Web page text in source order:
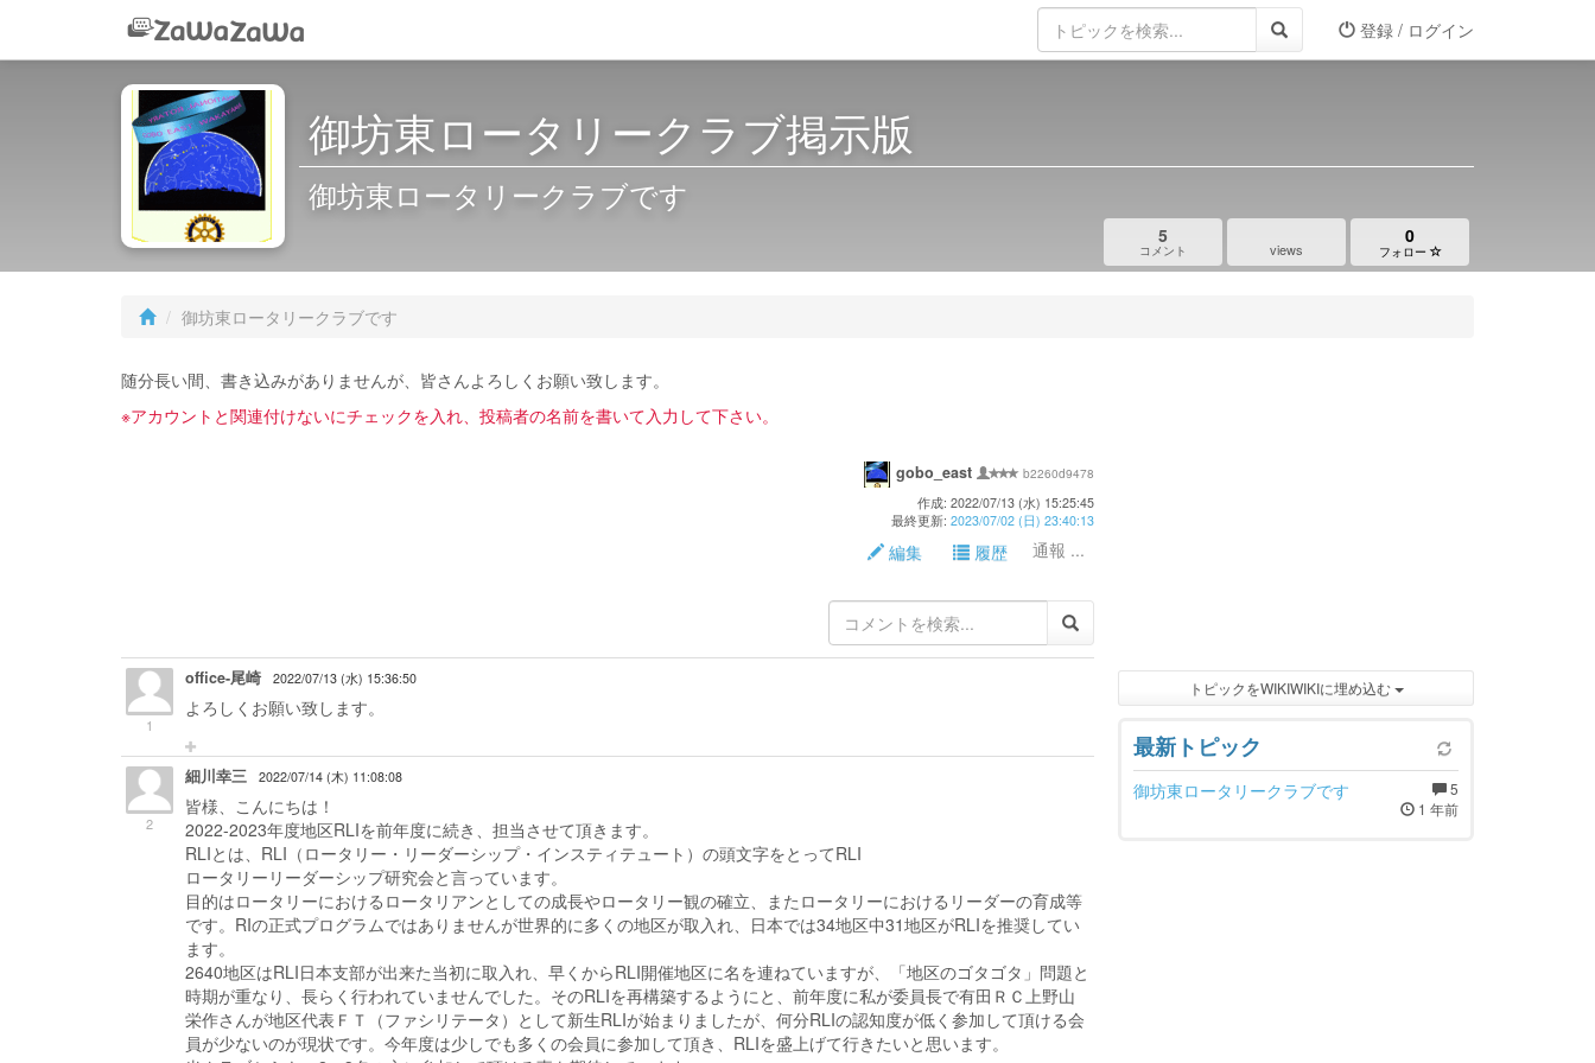
登録 / ログイン
御坊東ロータリークラブ掲示版
御坊東ロータリークラブです
5
コメント views
0
フォロー
御坊東ロータリークラブです
随分長い間、書き込みがありませんが、皆さんよろしくお願い致します。
※アカウントと関連付けないにチェックを入れ、投稿者の名前を書いて入力して下さい。
gobo_east
b2260d9478
作成: 2022/07/13 (水) 15:25:45
最終更新: 2023/07/02 (日) 23:40:13
編集 履歴 通報 ...
1
office-尾崎 2022/07/13 (水) 15:36:50
よろしくお願い致します。
2
細川幸三 2022/07/14 (木) 11:08:08
皆様、こんにちは！
2022-2023年度地区RLIを前年度に続き、担当させて頂きます。
RLIとは、RLI（ロータリー・リーダーシップ・インスティテュート）の頭文字をとってRLI
ロータリーリーダーシップ研究会と言っています。
目的はロータリーにおけるロータリアンとしての成長やロータリー観の確立、またロータリーにおけるリーダーの育成等
です。RIの正式プログラムではありませんが世界的に多くの地区が取入れ、日本では34地区中31地区がRLIを推奨してい
ます。
2640地区はRLI日本支部が出来た当初に取入れ、早くからRLI開催地区に名を連ねていますが、「地区のゴタゴタ」問題と
時期が重なり、長らく行われていませんでした。そのRLIを再構築するようにと、前年度に私が委員長で有田ＲＣ上野山
栄作さんが地区代表ＦＴ（ファシリテータ）として新生RLIが始まりましたが、何分RLIの認知度が低く参加して頂ける会
員が少ないのが現状です。今年度は少しでも多くの会員に参加して頂き、RLIを盛上げて行きたいと思います。
トピックをWIKIWIKIに埋め込む
最新トピック
5
1 年前
御坊東ロータリークラブです